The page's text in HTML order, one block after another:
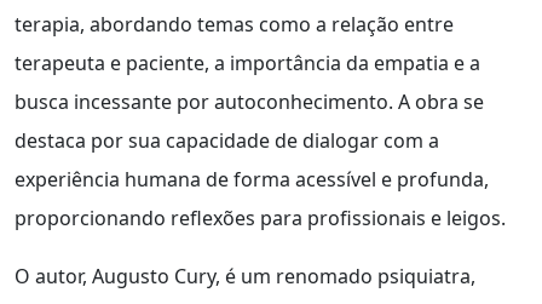
terapia, abordando temas como a relação entre
terapeuta e paciente, a importância da empatia e a
busca incessante por autoconhecimento. A obra se
destaca por sua capacidade de dialogar com a
experiência humana de forma acessível e profunda,
proporcionando reflexões para profissionais e leigos.
O autor, Augusto Cury, é um renomado psiquiatra,